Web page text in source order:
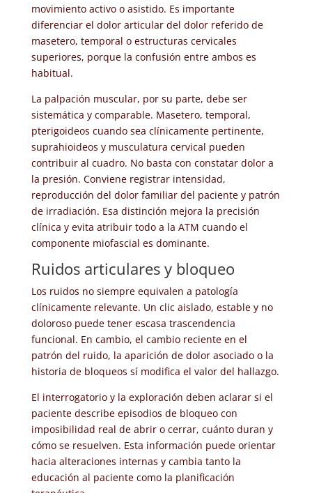
movimiento activo o asistido. Es importante
diferenciar el dolor articular del dolor referido de
masetero, temporal o estructuras cervicales
superiores, porque la confusión entre ambos es
habitual.
La palpación muscular, por su parte, debe ser
sistemática y comparable. Masetero, temporal,
pterigoideos cuando sea clínicamente pertinente,
suprahioideos y musculatura cervical pueden
contribuir al cuadro. No basta con constatar dolor a
la presión. Conviene registrar intensidad,
reproducción del dolor familiar del paciente y patrón
de irradiación. Esa distinción mejora la precisión
clínica y evita atribuir todo a la ATM cuando el
componente miofascial es dominante.
Ruidos articulares y bloqueo
Los ruidos no siempre equivalen a patología
clínicamente relevante. Un clic aislado, estable y no
doloroso puede tener escasa trascendencia
funcional. En cambio, el cambio reciente en el
patrón del ruido, la aparición de dolor asociado o la
historia de bloqueos sí modifica el valor del hallazgo.
El interrogatorio y la exploración deben aclarar si el
paciente describe episodios de bloqueo con
imposibilidad real de abrir o cerrar, cuánto duran y
cómo se resuelven. Esta información puede orientar
hacia alteraciones internas y cambia tanto la
educación al paciente como la planificación